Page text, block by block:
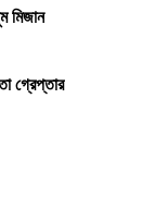
মিজান
গ্রেপ্তার